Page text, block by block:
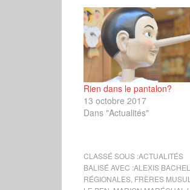
Rien dans le pantalon?
13 octobre 2017
Dans "Actualités"
CLASSÉ SOUS :ACTUALITÉS
BALISÉ AVEC :ALEXIS
RÉGIONALES FRÈRES